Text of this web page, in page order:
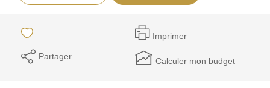
Imprimer
Partager Calculer mon budget